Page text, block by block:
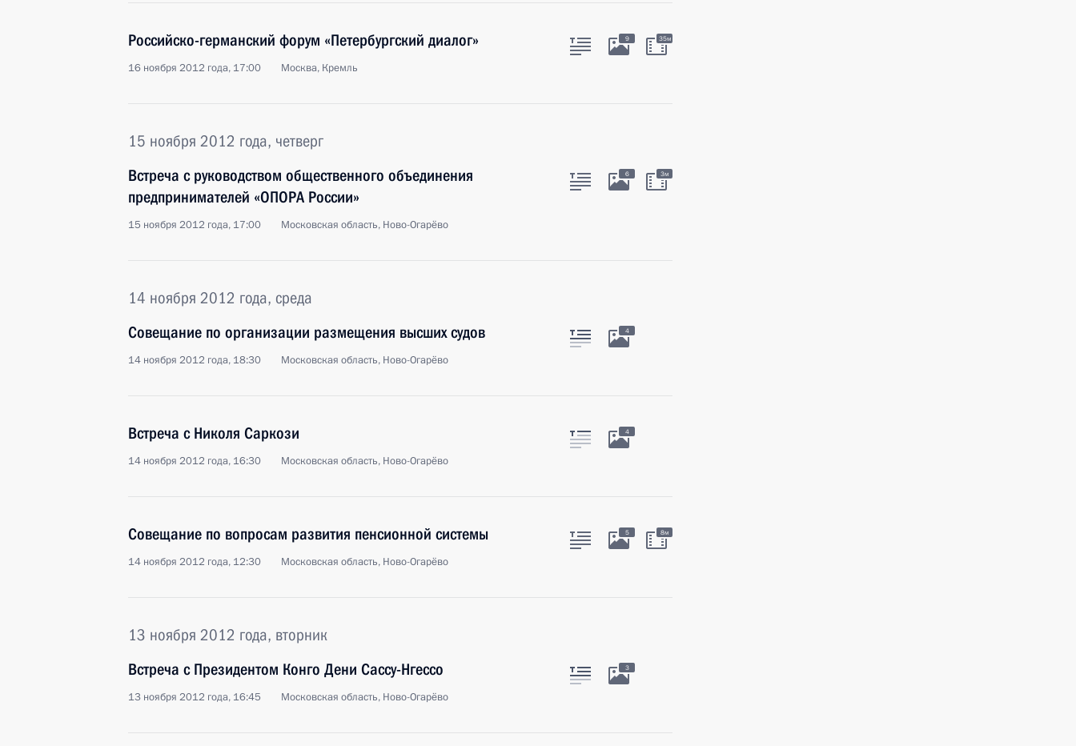
Российско-германский форум «Петербургский диалог»
16 ноября 2012 года, 17:00 Москва, Кремль
9 35м
15 ноября 2012 года, четверг
Встреча с руководством общественного объединения
предпринимателей «ОПОРА России»
15 ноября 2012 года, 17:00 Московская область, Ново-Огарёво
6 3м
14 ноября 2012 года, среда
Совещание по организации размещения высших судов
14 ноября 2012 года, 18:30 Московская область, Ново-Огарёво
4
Встреча с Николя Саркози
14 ноября 2012 года, 16:30 Московская область, Ново-Огарёво
4
Совещание по вопросам развития пенсионной системы
14 ноября 2012 года, 12:30 Московская область, Ново-Огарёво
5 8м
13 ноября 2012 года, вторник
Встреча с Президентом Конго Дени Сассу-Нгессо
13 ноября 2012 года, 16:45 Московская область, Ново-Огарёво
3